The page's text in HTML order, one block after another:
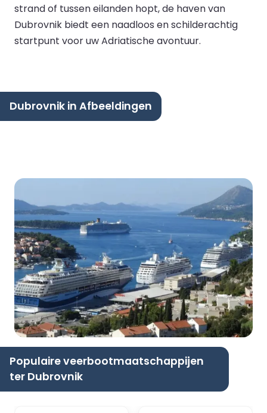
strand of tussen eilanden hopt, de haven van
Dubrovnik biedt een naadloos en schilderachtig
startpunt voor uw Adriatische avontuur.
Dubrovnik in Afbeeldingen
Populaire veerbootmaatschappijen
ter Dubrovnik